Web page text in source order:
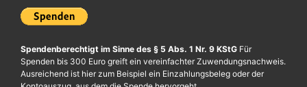
Spendenberechtigt im Sinne des § 5 Abs. 1 Nr. 9 KStG Für
Spenden bis 300 Euro greift ein vereinfachter Zuwendungsnachweis.
Ausreichend ist hier zum Beispiel ein Einzahlungsbeleg oder der